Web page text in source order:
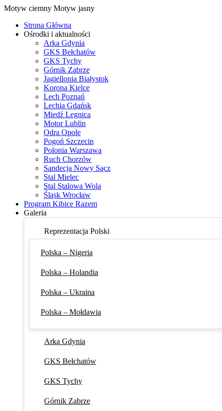
Motyw ciemny Motyw jasny
Strona Główna
Ośrodki i aktualności
Arka Gdynia
GKS Bełchatów
GKS Tychy
Górnik Zabrze
Jagiellonia Białystok
Korona Kielce
Lech Poznań
Lechia Gdańsk
Miedź Legnica
Motor Lublin
Odra Opole
Pogoń Szczecin
Polonia Warszawa
Ruch Chorzów
Sandecja Nowy Sącz
Stal Mielec
Stal Stalowa Wola
Śląsk Wrocław
Program Kibice Razem
Galeria
Reprezentacja Polski
Polska – Nigeria
Polska – Holandia
Polska – Ukraina
Polska – Mołdawia
Arka Gdynia
GKS Bełchatów
GKS Tychy
Górnik Zabrze